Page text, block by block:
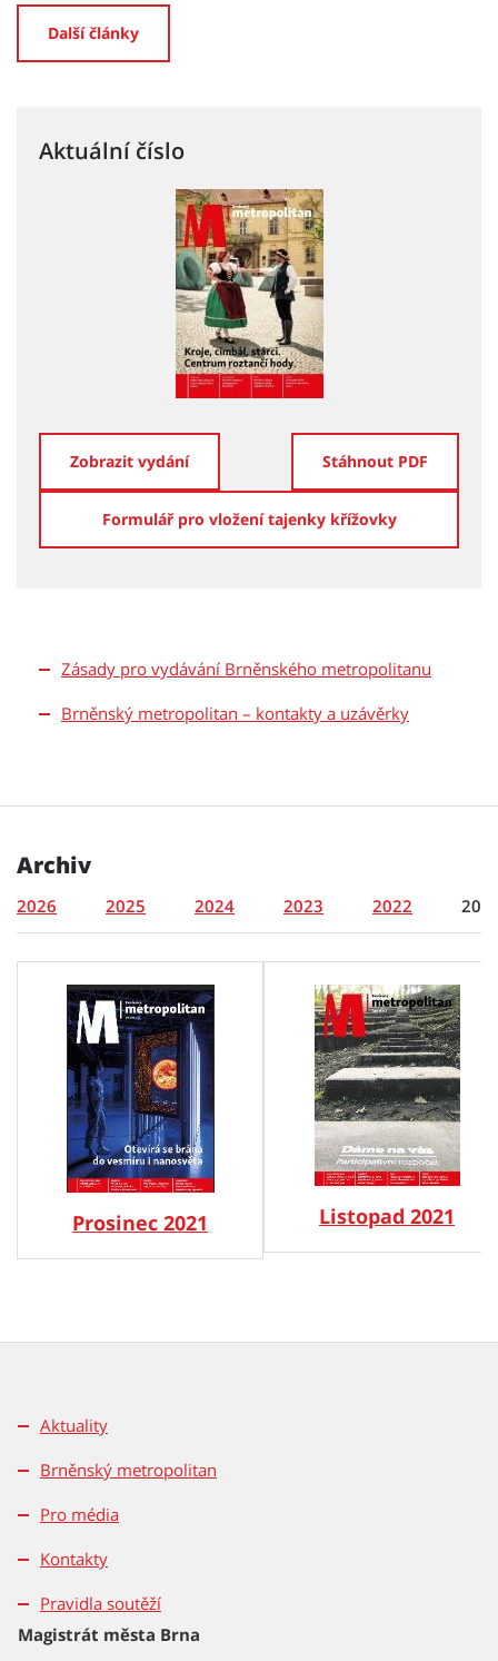
Další články
Aktuální číslo
Zobrazit vydání Stáhnout PDF
Formulář pro vložení tajenky křížovky
Zásady pro vydávání Brněnského metropolitanu
Brněnský metropolitan – kontakty a uzávěrky
Archiv
2026 2025 2024 2023 2022
Prosinec 2021 Listopad 2021
Aktuality
Brněnský metropolitan
Pro média
Kontakty
Pravidla soutěží
Magistrát města Brna